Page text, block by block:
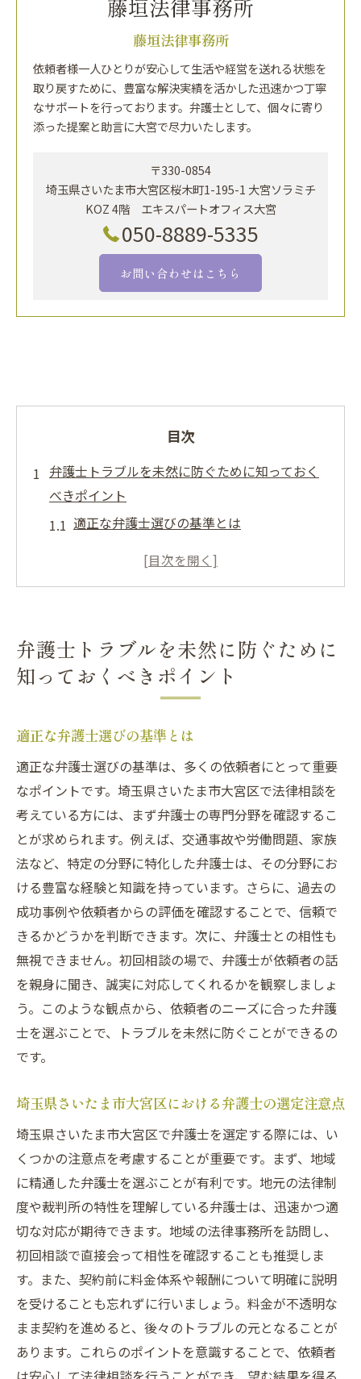
藤垣法律事務所
依頼者様一人ひとりが安心して生活や経営を送れる状態を
取り戻すために、豊富な解決実績を活かした迅速かつ丁寧
なサポートを行っております。弁護士として、個々に寄り
添った提案と助言に大宮で尽力いたします。
〒330-0854
埼玉県さいたま市大宮区桜木町1-195-1 大宮ソラミチ
KOZ 4階 エキスパートオフィス大宮
050-8889-5335
お問い合わせはこちら
目次
弁護士トラブルを未然に防ぐために知っておく
べきポイント
適正な弁護士選びの基準とは
埼玉県さいたま市大宮区における弁護士の
法律サービス契約前に確認すべき重要事項
依頼者として知っておくべき弁護士の倫理
事前の情報収集がトラブル防止に繋がる理
由
信頼できる弁護士を選ぶための具体的なステッ
プ
法律事務所の実績を評価する方法
弁護士の専門分野の確認方法
適正な費用設定と見積もりの取り方
口コミや評判を利用した情報収集テクニッ
ク
面談時に注目すべき弁護士の姿勢と対応
弁護士資格の確認とその重要性
コミュニケーション不足が引き起こす弁護士ト
コミュニケーション不全によるトラブル事
例
適切な情報共有がもたらすメリット
弁護士との定期的な報告とその重要性
逆効果を生むコミュニケーションのパター
ン
トラブルを未然に防ぐためのコミュニケー
ション改善策
依頼者が安心して相談できる法律事務所の選び
方
法律事務所の雰囲気と信頼感の評価方法
弁護士トラブルを未然に防ぐために
知っておくべきポイント
適正な弁護士選びの基準とは
適正な弁護士選びの基準は、多くの依頼者にとって重要
なポイントです。埼玉県さいたま市大宮区で法律相談を
考えている方には、まず弁護士の専門分野を確認するこ
とが求められます。例えば、交通事故や労働問題、家族
法など、特定の分野に特化した弁護士は、その分野にお
ける豊富な経験と知識を持っています。さらに、過去の
成功事例や依頼者からの評価を確認することで、信頼で
きるかどうかを判断できます。次に、弁護士との相性も
無視できません。初回相談の場で、弁護士が依頼者の話
を親身に聞き、誠実に対応してくれるかを観察しましょ
う。このような観点から、依頼者のニーズに合った弁護
士を選ぶことで、トラブルを未然に防ぐことができるの
です。
埼玉県さいたま市大宮区における弁護士の選定注意点
埼玉県さいたま市大宮区で弁護士を選定する際には、い
くつかの注意点を考慮することが重要です。まず、地域
に精通した弁護士を選ぶことが有利です。地元の法律制
度や裁判所の特性を理解している弁護士は、迅速かつ適
切な対応が期待できます。地域の法律事務所を訪問し、
初回相談で直接会って相性を確認することも推奨しま
す。また、契約前に料金体系や報酬について明確に説明
を受けることも忘れずに行いましょう。料金が不透明な
まま契約を進めると、後々のトラブルの元となることが
あります。これらのポイントを意識することで、依頼者